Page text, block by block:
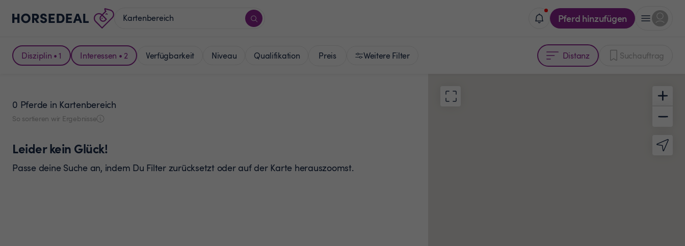
Pferd hinzufügen
Disziplin • 1 Interessen • 2 Verfügbarkeit Niveau Qualifikation Preis Weitere Filter Distanz Suchauftrag
0 Pferde in Kartenbereich
So sortieren wir Ergebnisse
Leider kein Glück!
Passe deine Suche an, indem Du Filter zurücksetzt oder auf der Karte herauszoomst.